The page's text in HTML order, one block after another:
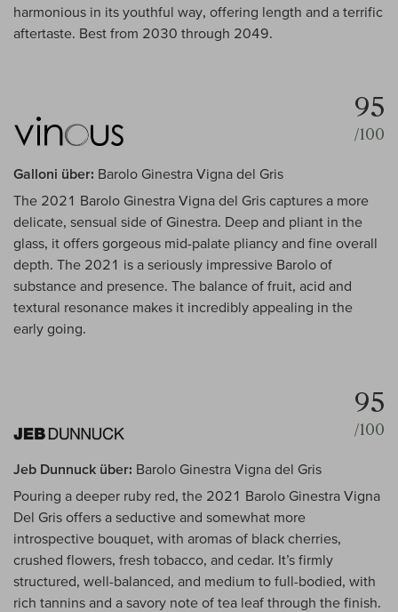
harmonious in its youthful way, offering length and a terrific
aftertaste. Best from 2030 through 2049.
95
/100
Galloni über: Barolo Ginestra Vigna del Gris
The 2021 Barolo Ginestra Vigna del Gris captures a more
delicate, sensual side of Ginestra. Deep and pliant in the
glass, it offers gorgeous mid-palate pliancy and fine overall
depth. The 2021 is a seriously impressive Barolo of
substance and presence. The balance of fruit, acid and
textural resonance makes it incredibly appealing in the
early going.
95
/100
Jeb Dunnuck über: Barolo Ginestra Vigna del Gris
Pouring a deeper ruby red, the 2021 Barolo Ginestra Vigna
Del Gris offers a seductive and somewhat more
introspective bouquet, with aromas of black cherries,
crushed flowers, fresh tobacco, and cedar. It’s firmly
structured, well-balanced, and medium to full-bodied, with
rich tannins and a savory note of tea leaf through the finish.